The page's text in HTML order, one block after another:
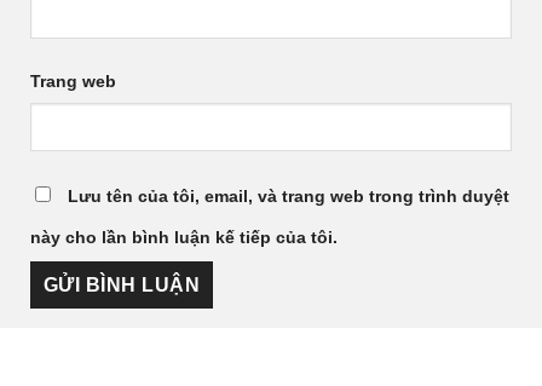
Trang web
Lưu tên của tôi, email, và trang web trong trình duyệt
này cho lần bình luận kế tiếp của tôi.